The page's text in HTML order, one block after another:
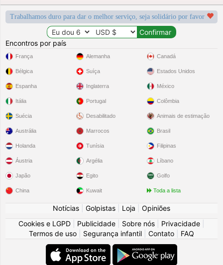
Trabalhamos duro para dar o melhor serviço, seja solidário por favor
Encontros por país
França
Bélgica
Espanha
Itália
Suécia
Alemanha
Suíça
Inglaterra
Portugal
Desabilitado
Canadá
Estados Unidos
México
Colômbia
Animais de estimação
Austrália
Holanda
Áustria
Japão
China
Marrocos
Tunísia
Argélia
Egito
Kuwait
Brasil
Filipinas
Líbano
Golfo
Toda a lista
Notícias Golpistas Loja
Opiniões
Cookies e LGPD
Publicidade Sobre nós Privacidade
Termos de uso
Segurança infantil Contato FAQ